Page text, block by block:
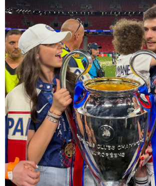
15:49 / 06-08-2026
შეიძინე ალდაგის სამოგზაურო
გაორმაგებული ინტერნეტი